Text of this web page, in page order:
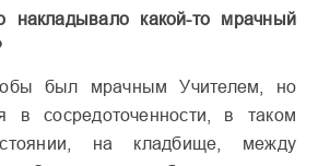
накладывало какой-то мрачный
был мрачным Учителем, но
в сосредоточенности, в таком
на кладбище, между